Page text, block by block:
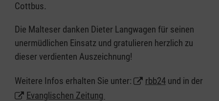
Cottbus.
Die Malteser danken Dieter Langwagen für seinen
unermüdlichen Einsatz und gratulieren herzlich zu
dieser verdienten Auszeichnung!
Weitere Infos erhalten Sie unter: rbb24 und in der
Evanglischen Zeitung